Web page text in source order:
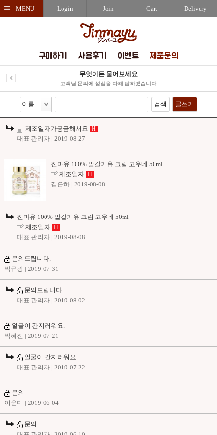
MENU Login Join Cart Delivery
구매하기 사용후기 이벤트 제품문의
무엇이든 물어보세요
고객님 문의에 성심을 다해 답하겠습니다
검색 글쓰기
제조일자가궁금해서요 H
대표 관리자 | 2019-08-27
진마유 100% 말갈기유 크림 고우네 50ml
제조일자 H
김은하 | 2019-08-08
진마유 100% 말갈기유 크림 고우네 50ml
제조일자 H
대표 관리자 | 2019-08-08
문의드립니다.
박규광 | 2019-07-31
문의드립니다.
대표 관리자 | 2019-08-02
얼굴이 간지러워요.
박혜진 | 2019-07-21
얼굴이 간지러워요.
대표 관리자 | 2019-07-22
문의
이윤미 | 2019-06-04
문의